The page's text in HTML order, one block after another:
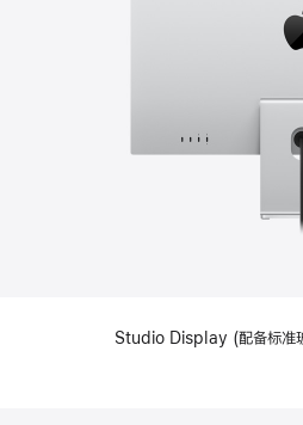
Studio Display (配备标准